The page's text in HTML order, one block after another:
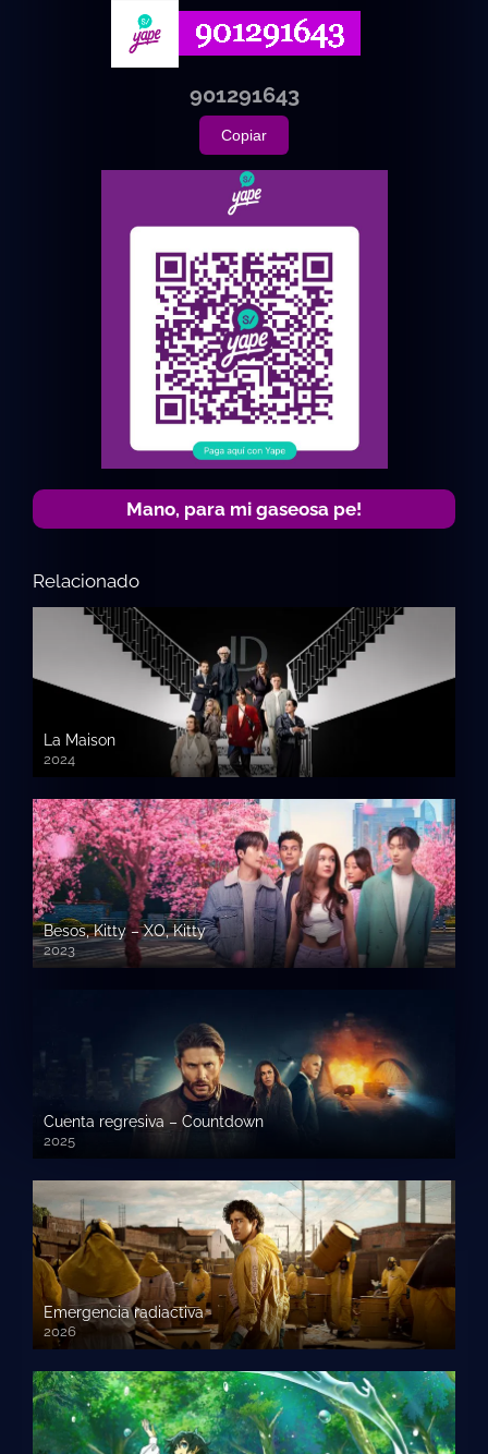
901291643
Copiar
Mano, para mi gaseosa pe!
Relacionado
La Maison
2024
Besos, Kitty – XO, Kitty
2023
Cuenta regresiva – Countdown
2025
Emergencia radiactiva
2026